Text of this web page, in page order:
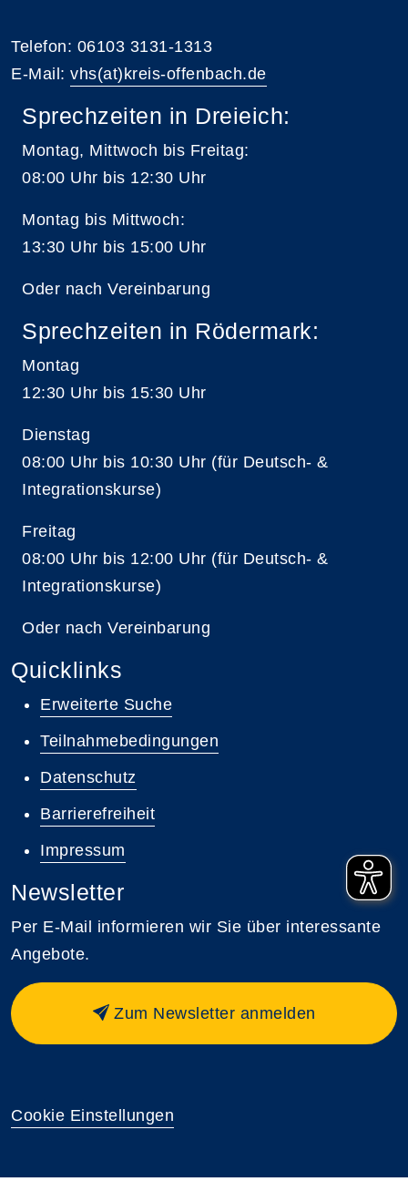
Telefon: 06103 3131-1313
E-Mail: vhs(at)kreis-offenbach.de
Sprechzeiten in Dreieich:
Montag, Mittwoch bis Freitag:
08:00 Uhr bis 12:30 Uhr
Montag bis Mittwoch:
13:30 Uhr bis 15:00 Uhr
Oder nach Vereinbarung
Sprechzeiten in Rödermark:
Montag
12:30 Uhr bis 15:30 Uhr
Dienstag
08:00 Uhr bis 10:30 Uhr (für Deutsch- &
Integrationskurse)
Freitag
08:00 Uhr bis 12:00 Uhr (für Deutsch- &
Integrationskurse)
Oder nach Vereinbarung
Quicklinks
Erweiterte Suche
Teilnahmebedingungen
Datenschutz
Barrierefreiheit
Impressum
Newsletter
Per E-Mail informieren wir Sie über interessante
Angebote.
Zum Newsletter anmelden
Cookie Einstellungen